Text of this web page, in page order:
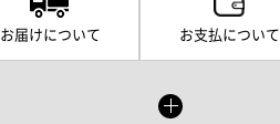
お届けについて お支払について